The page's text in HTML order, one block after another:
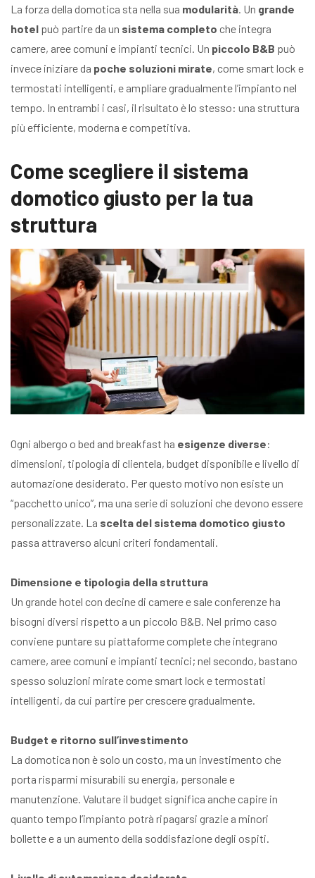
La forza della domotica sta nella sua modularità. Un grande
hotel può partire da un sistema completo che integra
camere, aree comuni e impianti tecnici. Un piccolo B&B può
invece iniziare da poche soluzioni mirate, come smart lock e
termostati intelligenti, e ampliare gradualmente l’impianto nel
tempo. In entrambi i casi, il risultato è lo stesso: una struttura
più efficiente, moderna e competitiva.
Come scegliere il sistema
domotico giusto per la tua
struttura
Ogni albergo o bed and breakfast ha esigenze diverse:
dimensioni, tipologia di clientela, budget disponibile e livello di
automazione desiderato. Per questo motivo non esiste un
“pacchetto unico”, ma una serie di soluzioni che devono essere
personalizzate. La scelta del sistema domotico giusto
passa attraverso alcuni criteri fondamentali.
Dimensione e tipologia della struttura
Un grande hotel con decine di camere e sale conferenze ha
bisogni diversi rispetto a un piccolo B&B. Nel primo caso
conviene puntare su piattaforme complete che integrano
camere, aree comuni e impianti tecnici; nel secondo, bastano
spesso soluzioni mirate come smart lock e termostati
intelligenti, da cui partire per crescere gradualmente.
Budget e ritorno sull’investimento
La domotica non è solo un costo, ma un investimento che
porta risparmi misurabili su energia, personale e
manutenzione. Valutare il budget significa anche capire in
quanto tempo l’impianto potrà ripagarsi grazie a minori
bollette e a un aumento della soddisfazione degli ospiti.